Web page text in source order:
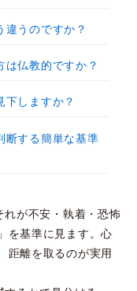
違うのですか？
は仏教的ですか？
下しますか？
断する簡単な基準
が不安・執着・恐怖
を基準に見ます。心
距離を取るのが実用